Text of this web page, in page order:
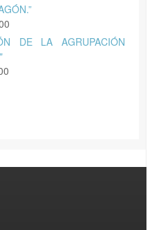
DE LA AGRUPACIÓN